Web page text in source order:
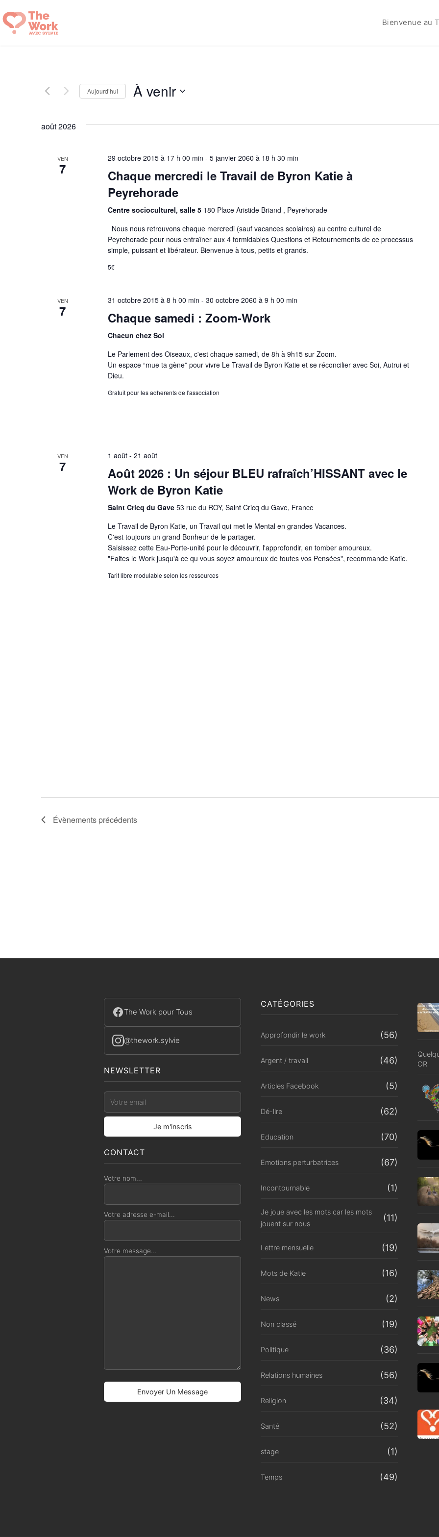
au
contenu
Bienvenue au
Aujourd’hui À venir
t
i
o
n
e
n
d
t
août 2026
VEN
7
29 octobre 2015 à 17 h 00 min - 5 janvier 2060 à 18 h 30 min
Chaque mercredi le Travail de Byron Katie à
Peyrehorade
Centre socioculturel, salle 5 180 Place Aristide Briand , Peyrehorade
Nous nous retrouvons chaque mercredi (sauf vacances scolaires) au centre culturel de
Peyrehorade pour nous entraîner aux 4 formidables Questions et Retournements de ce processus
simple, puissant et libérateur. Bienvenue à tous, petits et grands.
5€
VEN
7
31 octobre 2015 à 8 h 00 min - 30 octobre 2060 à 9 h 00 min
Chaque samedi : Zoom-Work
Chacun chez Soi
Le Parlement des Oiseaux, c'est chaque samedi, de 8h à 9h15 sur Zoom.
Un espace “mue ta gène” pour vivre Le Travail de Byron Katie et se réconcilier avec Soi, Autrui et
Dieu.
Gratuit pour les adherents de l'association
VEN
7
1 août- 21 août
Août 2026 : Un séjour BLEU rafraîch’HISSANT avec le
Work de Byron Katie
Saint Cricq du Gave 53 rue du ROY, Saint Cricq du Gave, France
Le Travail de Byron Katie, un Travail qui met le Mental en grandes Vacances.
C'est toujours un grand Bonheur de le partager.
Saisissez cette Eau-Porte-unité pour le découvrir, l'approfondir, en tomber amoureux.
"Faites le Work jusqu'à ce qu vous soyez amoureux de toutes vos Pensées", recommande Katie.
Tarif libre modulable selon les ressources
Évènements précédents
The Work pour Tous
@thework.sylvie
NEWSLETTER
CONTACT
Votre nom...
Votre adresse e-mail...
Votre message...
CATÉGORIES
Approfondir le work (56)
Argent / travail (46)
Articles Facebook (5)
Dé-lire (62)
Education (70)
Emotions perturbatrices (67)
Incontournable (1)
Je joue avec les mots car les mots
jouent sur nous
(11)
Lettre mensuelle (19)
Mots de Katie (16)
News (2)
Non classé (19)
Politique (36)
Relations humaines (56)
Religion (34)
Santé (52)
stage (1)
Temps (49)
OR